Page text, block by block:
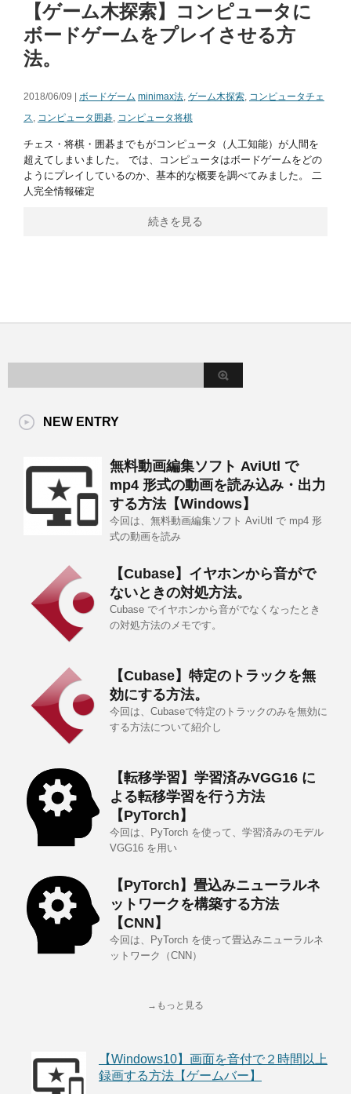
【ゲーム木探索】コンピュータに
ボードゲームをプレイさせる方
法。
2018/06/09 | ボードゲーム minimax法, ゲーム木探索, コンピュータチェ
ス, コンピュータ囲碁, コンピュータ将棋
チェス・将棋・囲碁までもがコンピュータ（人工知能）が人間を
超えてしまいました。 では、コンピュータはボードゲームをどの
ようにプレイしているのか、基本的な概要を調べてみました。 二
人完全情報確定
続きを見る
NEW ENTRY
無料動画編集ソフト AviUtl で
mp4 形式の動画を読み込み・出力
する方法【Windows】
今回は、無料動画編集ソフト AviUtl で mp4 形
式の動画を読み
【Cubase】イヤホンから音がで
ないときの対処方法。
Cubase でイヤホンから音がでなくなったとき
の対処方法のメモです。
【Cubase】特定のトラックを無
効にする方法。
今回は、Cubaseで特定のトラックのみを無効に
する方法について紹介し
【転移学習】学習済みVGG16 に
よる転移学習を行う方法
【PyTorch】
今回は、PyTorch を使って、学習済みのモデル
VGG16 を用い
【PyTorch】畳込みニューラルネ
ットワークを構築する方法
【CNN】
今回は、PyTorch を使って畳込みニューラルネ
ットワーク（CNN）
→もっと見る
【Windows10】画面を音付で２時間以上
録画する方法【ゲームバー】